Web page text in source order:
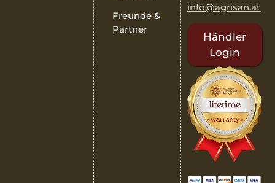
Freunde &
Partner
info@agrisan.at
Händler
Login